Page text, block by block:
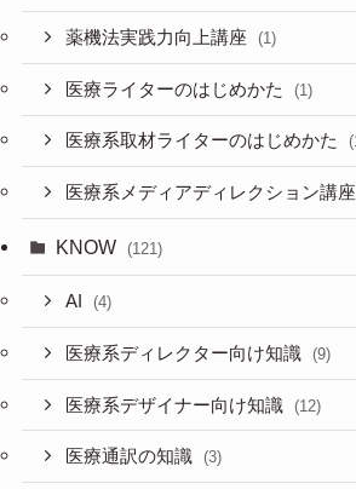
薬機法実践力向上講座 (1)
医療ライターのはじめかた (1)
医療系取材ライターのはじめかた
医療系メディアディレクション講座
KNOW (121)
AI (4)
医療系ディレクター向け知識 (9)
医療系デザイナー向け知識 (12)
医療通訳の知識 (3)